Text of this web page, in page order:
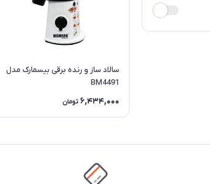
سالاد ساز و رنده برقی بیسمارک مدل
BM4491
6,434,000 تومان